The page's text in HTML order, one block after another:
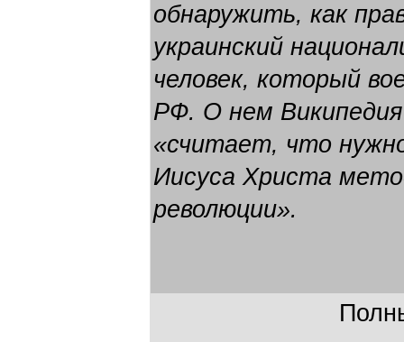
обнаружить, как
украинский
человек, который
РФ. О нем
«считает, что
Иисуса Христа
революции».